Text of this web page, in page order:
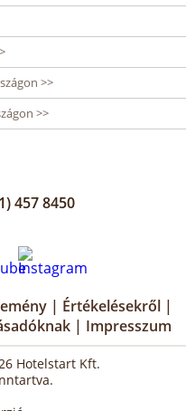
>>
>>
457 8450
| Értékelésekről |
| Impresszum
Hotelstart Kft.